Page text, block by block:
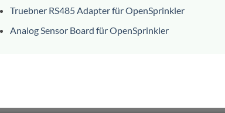
Truebner RS485 Adapter für OpenSprinkler
Analog Sensor Board für OpenSprinkler